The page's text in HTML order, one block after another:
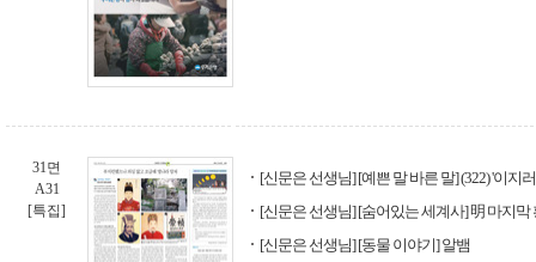
31면
A31
[특집]
[신문은 선생님] [예쁜 말 바른 말] (322) '이지
[신문은 선생님] [숨어있는 세계사] 明 마지막
[신문은 선생님] [동물 이야기] 알뱀